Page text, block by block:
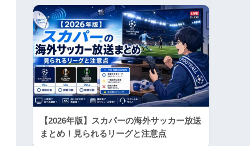
【2026年版】スカパーの海外サッカー放送
まとめ！見られるリーグと注意点